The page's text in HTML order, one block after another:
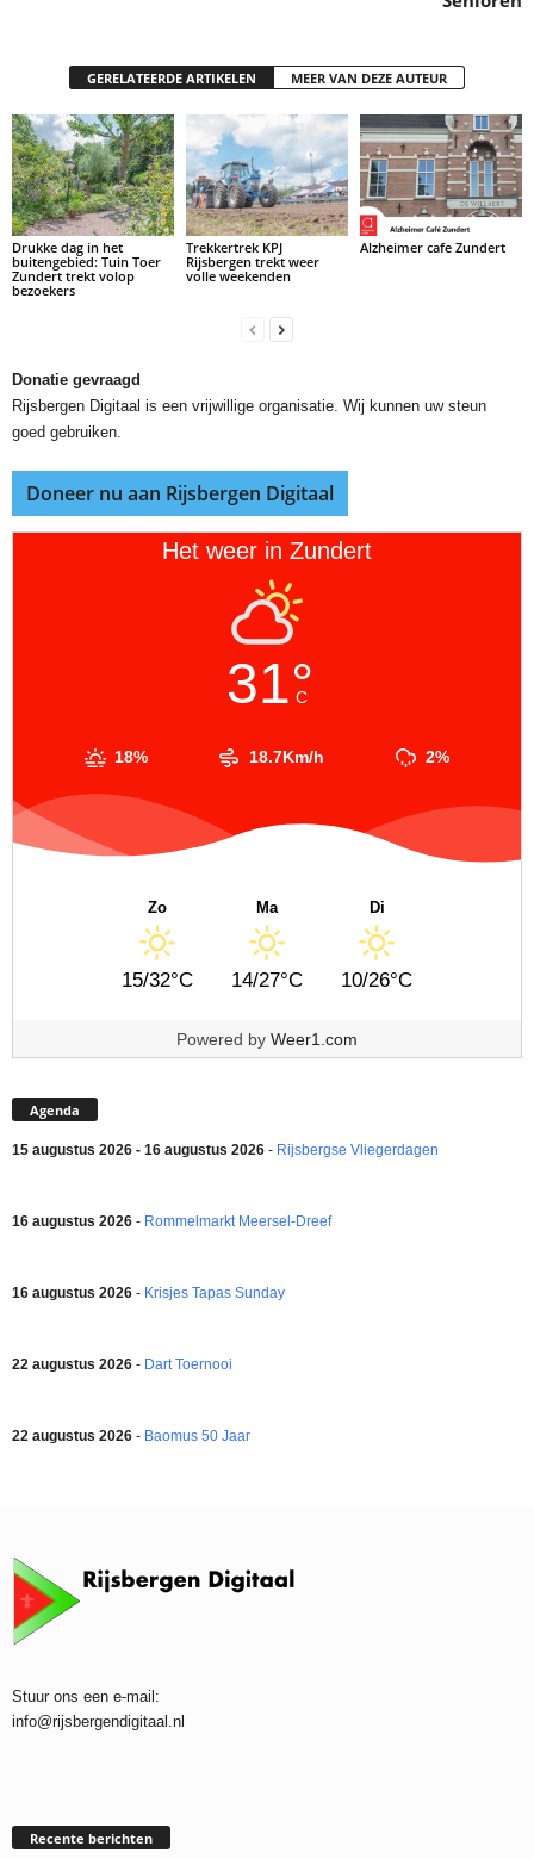
GERELATEERDE ARTIKELEN MEER VAN DEZE AUTEUR
Drukke dag in het
buitengebied: Tuin Toer
Zundert trekt volop
bezoekers
Trekkertrek KPJ
Rijsbergen trekt weer
volle weekenden
Alzheimer cafe Zundert
Donatie gevraagd
Rijsbergen Digitaal is een vrijwillige organisatie. Wij kunnen uw steun
goed gebruiken.
Doneer nu aan Rijsbergen Digitaal
Het weer in Zundert
31°
C
18% 18.7Km/h 2%
Zo
15/32°C
Ma
14/27°C
Di
10/26°C
Powered by Weer1.com
Agenda
15 augustus 2026 - 16 augustus 2026 - Rijsbergse Vliegerdagen
16 augustus 2026 - Rommelmarkt Meersel-Dreef
16 augustus 2026 - Krisjes Tapas Sunday
22 augustus 2026 - Dart Toernooi
22 augustus 2026 - Baomus 50 Jaar
Stuur ons een e-mail:
info@rijsbergendigitaal.nl
Recente berichten